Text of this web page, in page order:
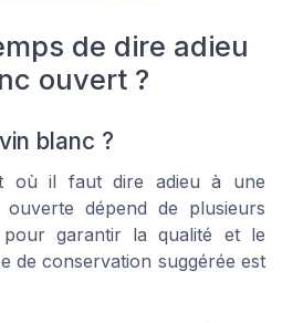
de dire adieu
ouvert ?
blanc ?
où il faut dire adieu à une
dépend de plusieurs
pour garantir la qualité et le
de conservation suggérée est